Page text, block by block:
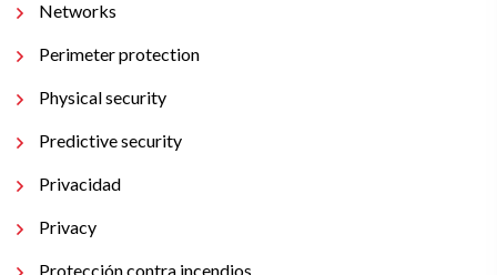
Networks
Perimeter protection
Physical security
Predictive security
Privacidad
Privacy
Protección contra incendios